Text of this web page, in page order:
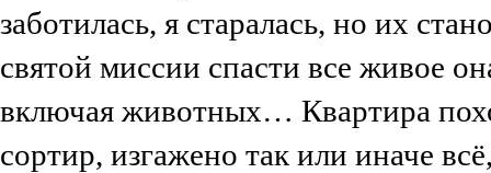
заботилась, я старалась, но их
святой миссии спасти все живое
включая животных… Квартира
сортир, изгажено так или иначе